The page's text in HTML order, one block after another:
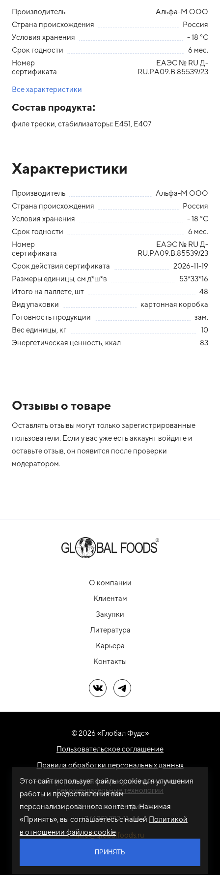
Производитель
Альфа-М ООО
Страна происхождения
Россия
Условия хранения
- 18 °С
Срок годности
6 мес.
Номер
сертификата
ЕАЭС № RU Д-
RU.РА09.В.85539/23
Все характеристики
Состав продукта:
филе трески, стабилизаторы: E451, E407
Характеристики
Производитель
Альфа-М ООО
Страна происхождения
Россия
Условия хранения
- 18 °С
Срок годности
6 мес.
Номер
сертификата
ЕАЭС № RU Д-
RU.РА09.В.85539/23
Срок действия сертификата
2026-11-19
Размеры единицы, см д*ш*в
53*33*16
Итого на паллете, шт
48
Вид упаковки
картонная коробка
Готовность продукции
зам.
Вес единицы, кг
10
Энергетическая ценность, ккал
83
Отзывы о товаре
Оставлять отзывы могут только зарегистрированные
пользователи. Если у вас уже есть аккаунт войдите и
оставьте отзыв, он появится после проверки
модератором.
О компании
Клиентам
Закупки
Литература
Карьера
Контакты
Мы в ВКМы в Telegram
© 2026 «Глобал Фудс»
Пользовательское соглашение
Правила обработки персональных данных
На информационном ресурсе применяются
рекомендательные технологии
Центральный офис
+7 (495) 787-11-44
info@globalfoods.ru
Этот сайт использует файлы cookie для улучшения
работы и предоставления вам
персонализированного контента. Нажимая
«Принять», вы соглашаетесь с нашей Политикой
в отношении файлов cookie
ПРИНЯТЬ